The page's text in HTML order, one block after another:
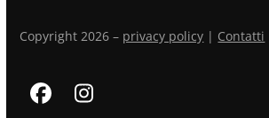
Copyright 2026 – privacy policy | Contatti
FacebookInstagram